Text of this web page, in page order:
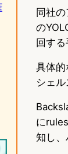
同社
の
回する
具体的
シェ
に
知し、